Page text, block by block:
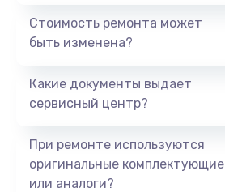
Стоимость ремонта может
быть изменена?
Какие документы выдает
сервисный центр?
При ремонте используются
оригинальные комплектующие
или аналоги?